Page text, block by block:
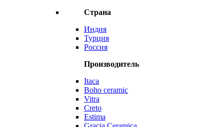
Страна
Индия
Турция
Россия
Производитель
Itaca
Boho ceramic
Vitra
Creto
Estima